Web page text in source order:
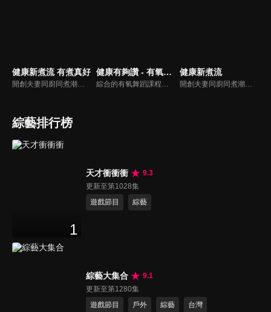
健康新煮流 有煮真好
開創夫妻同廚同煮潮流的KC夫婦，繼《健康醫食代》後，走出攝影棚，帶大家全台走透透，發掘上帝賞賜的美味食材，內容融合新加坡南洋風和客家純樸味，加上台灣獨特的閩南風情，互相激盪交織出的火花，打造出獨一無二的美食節目。
健康有夠讚 - 有氧好運動
綜合的有氧舞蹈課程，有著多元舞蹈搭配上輕快的音樂，踩踏著有氧的步伐，從頭到腳喚醒身體的肌肉，不只是雕塑美美的身材也能夠讓身心靈都暢快健康，跟上我們的腳步一起踏上有氧好運動，讓你更加活力滿滿，快樂享瘦！
健康新煮流
開創夫妻同廚同煮潮流的KC夫婦，繼《健康醫食代》後，走出攝影棚，帶大家全台走透透，發掘上帝賞賜的美味食材，內容融合新加坡南洋風和客家純樸味，加上台灣獨特的閩南風情，互相激盪交織出的火花，打造出獨一無二的美食節目。
綜藝排行榜
1
天才衝衝衝
9.3
更新至第1028集
遊戲節目
綜藝
綜藝大集合
9.1
更新至第1280集
遊戲節目
戶外 綜藝 台灣